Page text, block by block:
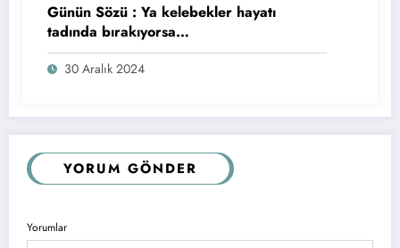
Günün Sözü : Ya kelebekler hayatı
tadında bırakıyorsa…
30 Aralık 2024
YORUM GÖNDER
Yorumlar